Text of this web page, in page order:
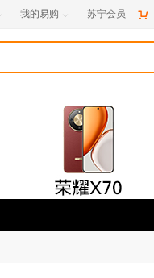
我的易购  苏宁会员 